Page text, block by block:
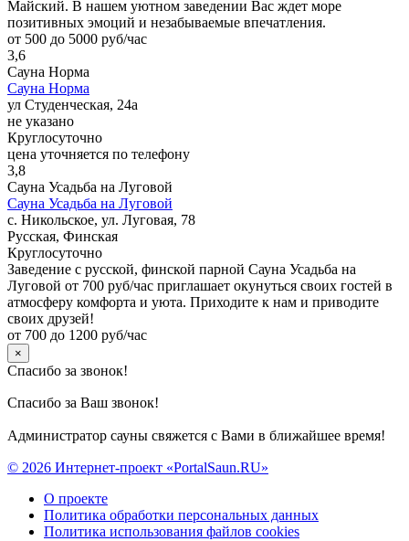
Майский. В нашем уютном заведении Вас ждет море
позитивных эмоций и незабываемые впечатления.
от 500 до 5000 руб/час
3,6
Сауна Норма
Сауна Норма
ул Студенческая, 24а
не указано
Круглосуточно
цена уточняется по телефону
3,8
Сауна Усадьба на Луговой
Сауна Усадьба на Луговой
с. Никольское, ул. Луговая, 78
Русская, Финская
Круглосуточно
Заведение с русской, финской парной Сауна Усадьба на
Луговой от 700 руб/час приглашает окунуться своих гостей в
атмосферу комфорта и уюта. Приходите к нам и приводите
своих друзей!
от 700 до 1200 руб/час
×
Спасибо за звонок!
Спасибо за Ваш звонок!
Администратор сауны свяжется с Вами в ближайшее время!
© 2026 Интернет-проект «PortalSaun.RU»
О проекте
Политика обработки персональных данных
Политика использования файлов cookies